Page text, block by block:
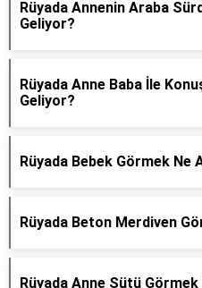
Rüyada Annenin Araba
Geliyor?
Rüyada Anne Baba İle
Geliyor?
Rüyada Bebek Görmek Ne
Rüyada Beton Merdiven
Rüyada Anne Sütü